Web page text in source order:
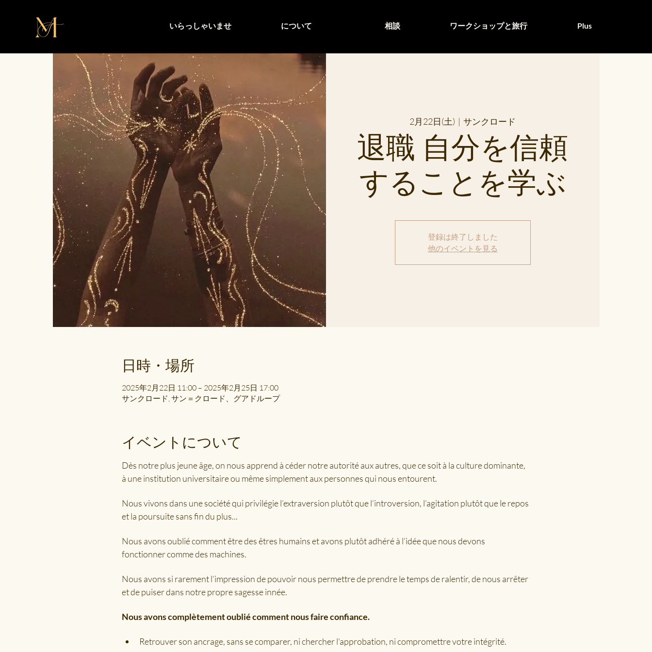
いらっしゃいませ について 相談 ワークショップと旅行 Plus
2月22日(土)
  |
サンクロード
退職 自分を信頼
することを学ぶ
登録は終了しました
他のイベントを見る
日時・場所
2025年2月22日 11:00 – 2025年2月25日 17:00
サンクロード, サン＝クロード、グアドループ
イベントについて
Dès notre plus jeune âge, on nous apprend à céder notre autorité aux autres, que ce soit à la culture dominante,
à une institution universitaire ou même simplement aux personnes qui nous entourent.
Nous vivons dans une société qui privilégie l’extraversion plutôt que l’introversion, l’agitation plutôt que le repos
et la poursuite sans fin du plus...
Nous avons oublié comment être des êtres humains et avons plutôt adhéré à l’idée que nous devons
fonctionner comme des machines.
Nous avons si rarement l’impression de pouvoir nous permettre de prendre le temps de ralentir, de nous arrêter
et de puiser dans notre propre sagesse innée.
Nous avons complètement oublié comment nous faire confiance.
Retrouver son ancrage, sans se comparer, ni chercher l'approbation, ni compromettre votre intégrité.